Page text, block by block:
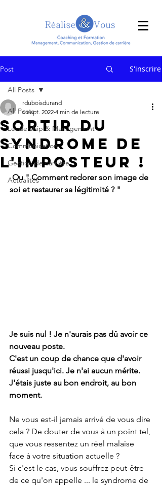
Post S'inscrire
All Posts
Leadership & Management
Communication
Gestion de carrière
Actualités
All Posts
Sortir du
syndrome de
l'imposteur !
rduboisdurand
6 sept. 2022 4 min de lecture
Ou " Comment redorer son image de
soi et restaurer sa légitimité ? "
Je suis nul ! Je n'aurais pas dû avoir ce
nouveau poste.
C'est un coup de chance que d'avoir
réussi jusqu'ici. Je n'ai aucun mérite.
J'étais juste au bon endroit, au bon
moment.
Ne vous est-il jamais arrivé de vous dire
cela ? De douter de vous à un point tel,
que vous ressentez un réel malaise
face à votre situation actuelle ?
Si c'est le cas, vous souffrez peut-être
de ce qu'on appelle ... le syndrome de